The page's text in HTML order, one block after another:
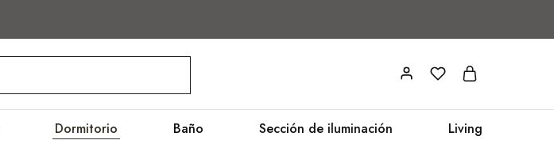
Dormitorio Baño Sección de iluminación Living